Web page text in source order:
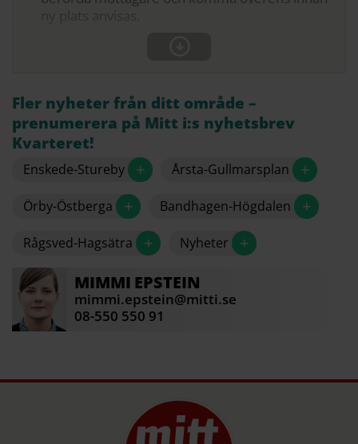
Fler nyheter från ditt område –
prenumerera på Mitt i:s nyhetsbrev
Kvarteret!
Enskede-Stureby + Årsta-Gullmarsplan +
Örby-Östberga + Bandhagen-Högdalen +
Rågsved-Hagsätra + Nyheter +
MIMMI EPSTEIN
mimmi.epstein@mitti.se
08-550 550 91